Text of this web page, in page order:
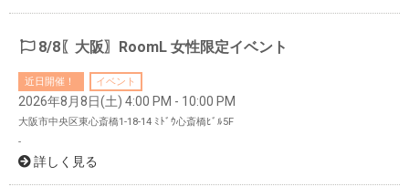
8/8〖大阪〗RoomL 女性限定イベント
近日開催！ イベント
2026年8月8日(土) 4:00 PM - 10:00 PM
大阪市中央区東心斎橋1-18-14 ﾐﾄﾞｳ心斎橋ﾋﾞﾙ5F
-
詳しく見る